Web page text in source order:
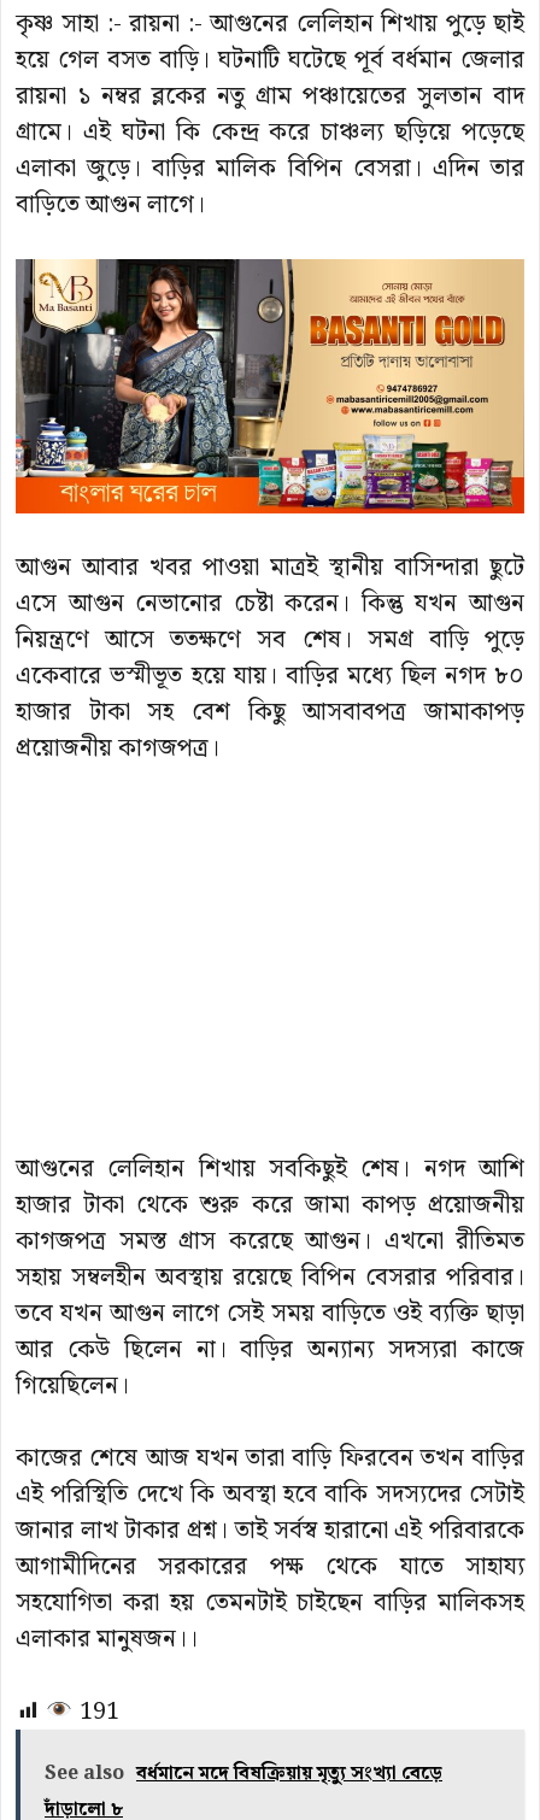
কৃষ্ণ সাহা :- রায়না :- আগুনের লেলিহান শিখায় পুড়ে ছাই
হয়ে গেল বসত বাড়ি। ঘটনাটি ঘটেছে পূর্ব বর্ধমান জেলার
রায়না ১ নম্বর ব্লকের নতু গ্রাম পঞ্চায়েতের সুলতান বাদ
গ্রামে। এই ঘটনা কি কেন্দ্র করে চাঞ্চল্য ছড়িয়ে পড়েছে
এলাকা জুড়ে। বাড়ির মালিক বিপিন বেসরা। এদিন তার
বাড়িতে আগুন লাগে।
আগুন আবার খবর পাওয়া মাত্রই স্থানীয় বাসিন্দারা ছুটে
এসে আগুন নেভানোর চেষ্টা করেন। কিন্তু যখন আগুন
নিয়ন্ত্রণে আসে ততক্ষণে সব শেষ। সমগ্র বাড়ি পুড়ে
একেবারে ভস্মীভূত হয়ে যায়। বাড়ির মধ্যে ছিল নগদ ৮০
হাজার টাকা সহ বেশ কিছু আসবাবপত্র জামাকাপড়
প্রয়োজনীয় কাগজপত্র।
আগুনের লেলিহান শিখায় সবকিছুই শেষ। নগদ আশি
হাজার টাকা থেকে শুরু করে জামা কাপড় প্রয়োজনীয়
কাগজপত্র সমস্ত গ্রাস করেছে আগুন। এখনো রীতিমত
সহায় সম্বলহীন অবস্থায় রয়েছে বিপিন বেসরার পরিবার।
তবে যখন আগুন লাগে সেই সময় বাড়িতে ওই ব্যক্তি ছাড়া
আর কেউ ছিলেন না। বাড়ির অন্যান্য সদস্যরা কাজে
গিয়েছিলেন।
কাজের শেষে আজ যখন তারা বাড়ি ফিরবেন তখন বাড়ির
এই পরিস্থিতি দেখে কি অবস্থা হবে বাকি সদস্যদের সেটাই
জানার লাখ টাকার প্রশ্ন। তাই সর্বস্ব হারানো এই পরিবারকে
আগামীদিনের সরকারের পক্ষ থেকে যাতে সাহায্য
সহযোগিতা করা হয় তেমনটাই চাইছেন বাড়ির মালিকসহ
এলাকার মানুষজন।।
191
See also বর্ধমানে মদে বিষক্রিয়ায় মৃত্যু সংখ্যা বেড়ে
দাঁড়ালো ৮